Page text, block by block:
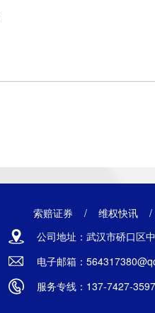
索赔证券 / 维权快讯
公司地址：武汉市硚口区
电子邮箱：
服务专线：137-7427-3597